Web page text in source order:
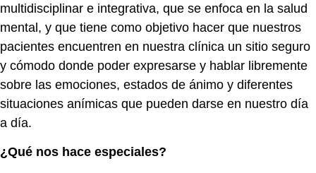
multidisciplinar e integrativa, que se enfoca en la salud
mental, y que tiene como objetivo hacer que nuestros
pacientes encuentren en nuestra clínica un sitio seguro
y cómodo donde poder expresarse y hablar libremente
sobre las emociones, estados de ánimo y diferentes
situaciones anímicas que pueden darse en nuestro día
a día.
¿Qué nos hace especiales?